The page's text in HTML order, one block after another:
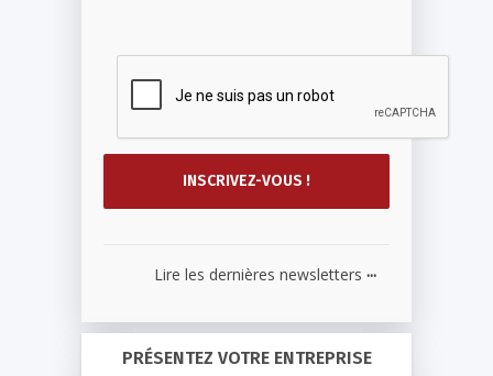
Lire les dernières newsletters ...
PRÉSENTEZ VOTRE ENTREPRISE